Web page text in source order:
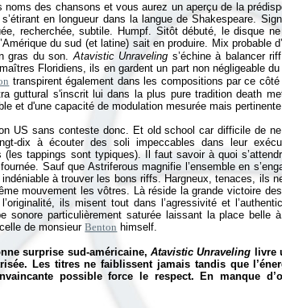
noms des chansons et vous aurez un aperçu de la
en longueur dans la langue de Shakespeare.
recherchée, subtile. Humpf. Sitôt débuté, le disque
du sud (et latine) sait en produire. Mix probable
gras du son.Atavistic Unraveling s’échine à balancer
Floridiens, ils en gardent un part non négligeable
transpirent également dans les compositions par ce
guttural s'inscrit lui dans la plus pure tradition death
et d'une capacité de modulation mesurée mais
US sans conteste donc. Et old school car difficile de
dix à écouter des soli impeccables dans leur
(les tappings sont typiques). Il faut savoir à quoi
Sauf que Astriferous magnifie l’ensemble en
à trouver les bons riffs. Hargneux, tenaces, ils
mouvement les vôtres. Là réside la grande victoire
ils misent tout dans l’agressivité et
sonore particulièrement saturée laissant la place belle
de monsieurBenton himself.
surprise sud-américaine, Atavistic Unraveling livre
Les titres ne faiblissent jamais tandis que
possible force le respect. En manque